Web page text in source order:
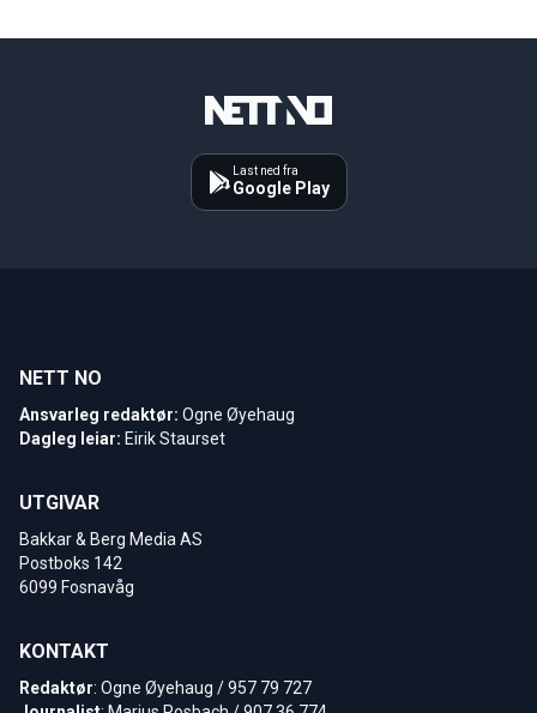
Last ned fra
Google Play
NETT NO
Ansvarleg redaktør: Ogne Øyehaug
Dagleg leiar: Eirik Staurset
UTGIVAR
Bakkar & Berg Media AS
Postboks 142
6099 Fosnavåg
KONTAKT
Redaktør: Ogne Øyehaug / 957 79 727